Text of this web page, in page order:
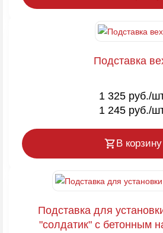
Подставка
1 325 руб./
1 245 руб./
В корзину
Подставка для
"солдатик" с бетонным